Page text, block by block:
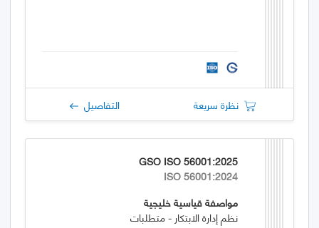
نظرة سريعة التفاصيل
GSO ISO 56001:2025
ISO 56001:2024
مواصفة قياسية خليجية
نظم إدارة الابتكار - متطلبات